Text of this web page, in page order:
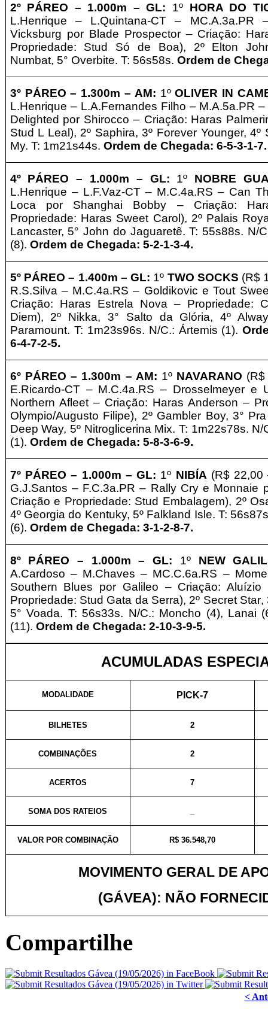
2º PÁREO – 1.000m – GL: 1º HORA DO
L.Henrique – L.Quintana-CT – MC.A.3a.PR
Vicksburg por Blade Prospector – Criação:
Propriedade: Stud Só de Boa), 2º Elton
Numbat, 5° Overbite. T: 56s58s. Ordem de
3º PÁREO – 1.300m – AM: 1º OLIVER IN
L.Henrique – L.A.Fernandes Filho – M.A.5a.PR
Delighted por Shirocco – Criação: Haras
Stud L Leal), 2º Saphira, 3º Forever Younger, 4º
My. T: 1m21s44s. Ordem de Chegada: 6-5-3-1-7.
4º PÁREO – 1.000m – GL: 1º
NOBRE
L.Henrique – L.F.Vaz-CT – M.C.4a.RS – Can
Loca por Shanghai Bobby – Criação:
Propriedade: Haras Sweet Carol), 2º Palais
Lancaster, 5° John do Jaguaretê. T: 55s88s. N/
(8). Ordem de Chegada: 5-2-1-3-4.
5º PÁREO – 1.400m – GL: 1º TWO SOCKS (R$
R.S.Silva – M.C.4a.RS – Goldikovic e Tout
Criação: Haras Estrela Nova– Propriedade:
Diem), 2º Nikka, 3° Salto da Glória, 4º
Paramount. T: 1m23s96s. N/C.: Ártemis (1).
6-4-7-2-5.
6º PÁREO – 1.300m – AM: 1º NAVARANO
E.Ricardo-CT – M.C.4a.RS – Drosselmeyer e
Northern Afleet – Criação: Haras Anderson –
Olympio/Augusto Filipe), 2º Gambler Boy, 3°
Deep Way, 5º Nitroglicerina Mix. T: 1m22s78s.
(1). Ordem de Chegada: 5-8-3-6-9.
7º PÁREO – 1.000m – GL: 1º NIBÍA (R$
G.J.Santos – F.C.3a.PR – Rally Cry e Monnaie
Criação e Propriedade: Stud Embalagem), 2º
4º Georgia do Kentuky, 5º Falkland Isle. T:
(6). Ordem de Chegada: 3-1-2-8-7.
8º PÁREO – 1.000m – GL: 1º NEW
A.Cardoso – M.Chaves – MC.C.6a.RS –
Southern Blues por Galileo – Criação:
Propriedade: Stud Gata da Serra), 2º Secret Star,
5° Voada. T: 56s33s. N/C.: Moncho (4), Lanai
(11). Ordem de Chegada: 2-10-3-9-5.
ACUMULADAS
MODALIDADE PICK-7
BILHETES 2
COMBINAÇÕES 2
ACERTOS 7
SOMA DOS RATEIOS
VALOR POR COMBINAÇÃO R$ 36.548,70
MOVIMENTO GERAL DE
(GÁVEA): NÃO
Compartilhe
<